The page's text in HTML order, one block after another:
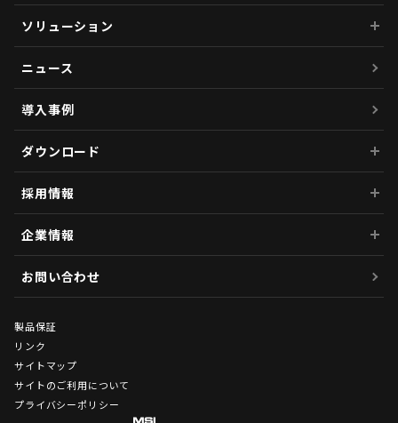
ソリューション
ニュース
導入事例
ダウンロード
採用情報
企業情報
お問い合わせ
製品保証
リンク
サイトマップ
サイトのご利用について
プライバシーポリシー